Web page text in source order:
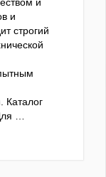
и
строгий
Каталог
…